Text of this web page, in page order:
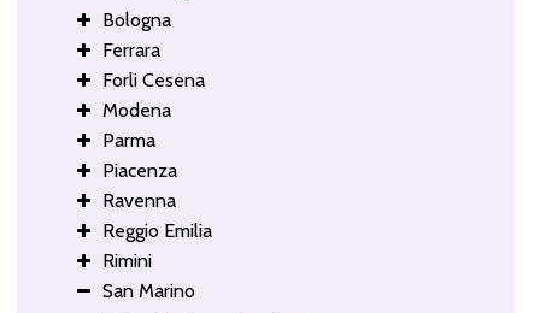
Bologna
Ferrara
Forli Cesena
Modena
Parma
Piacenza
Ravenna
Reggio Emilia
Rimini
San Marino